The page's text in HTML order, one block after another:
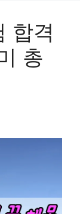
합격
총